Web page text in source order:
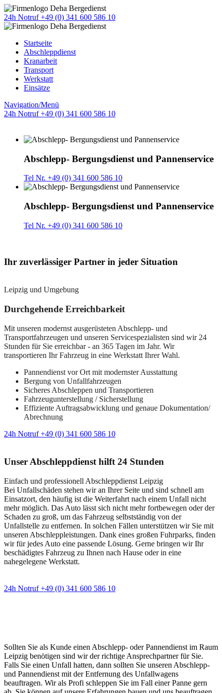
24h Notruf +49 (0) 341 600 586 10
Startseite
Abschleppdienst
Kranarbeit
Transport
Werkstatt
Einsätze
Navigation/Menü
24h Notruf +49 (0) 341 600 586 10
Abschlepp- Bergungsdienst und Pannenservice
Tel Nr. +49 (0) 341 600 586 10
Abschlepp- Bergungsdienst und Pannenservice
Tel Nr. +49 (0) 341 600 586 10
Ihr zuverlässiger Partner in jeder Situation
Leipzig und Umgebung
Durchgehende Erreichbarkeit
Mit unseren modernst ausgerüsteten Abschlepp- und
Transportfahrzeugen und unseren Servicespezialisten sind wir 24
Stunden für Sie erreichbar - an 365 Tagen im Jahr. Wir
transportieren Ihr Fahrzeug in eine Werkstatt Ihrer Wahl.
Pannendienst vor Ort mit modernster Ausstattung
Bergung von Unfallfahrzeugen
Sicheres Abschleppen und Transportieren
Fahrzeugunterstellung / Sicherstellung
Effiziente Auftragsabwicklung und genaue Dokumentation/
Abrechnung
24h Notruf +49 (0) 341 600 586 10
Unser Abschleppdienst hilft 24 Stunden
Einfach und professionell Abschleppdienst Leipzig
Bei Unfallschäden stehen wir an Ihrer Seite und sind schnell am
Einsatzort, den häufig ist die Weiterfahrt nach einem Unfall nicht
mehr möglich. Das Auto lässt sich nicht mehr fortbewegen oder der
Schaden zu groß, um das Fahrzeug selbstständig von der
Unfallstelle zu entfernen. In solchen Fällen unterstützen wir Sie mit
unseren Abschleppleistungen. Dank eines großen Fuhrparks, finden
wir für jedes Auto eine passende Lösung. Gerne bringen wir Ihr
beschädigtes Fahrzeug zu Ihnen nach Hause oder in eine
nahegelegene Werkstatt.
24h Notruf +49 (0) 341 600 586 10
Sollten Sie als Kunde einen Abschlepp- oder Pannendienst im Raum
Leipzig benötigen sind wir der richtige Ansprechpartner für Sie.
Falls Sie einen Unfall hatten, dann sollten Sie unseren Abschlepp-
und Pannendienst mit der Entfernung des Unfallwagens
beauftragen. Wir als Profi schleppen Sie im Fall einer Panne gern